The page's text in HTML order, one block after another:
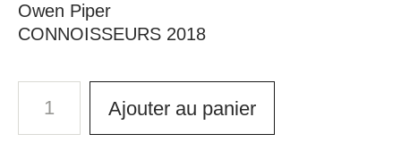
Owen Piper
CONNOISSEURS 2018
Ajouter au panier